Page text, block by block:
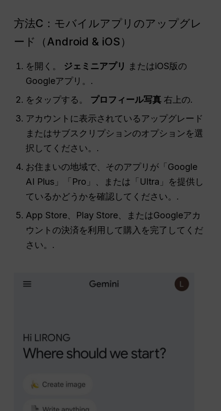
方法C：モバイルアプリのアップグレ
ード（Android & iOS）
を開く。 ジェミニアプリ
またはiOS版の
Googleアプリ。.
をタップする。 プロフィール写真 右上の.
アカウントに表示されているアップグレード
またはサブスクリプションのオプションを選
択してください。.
お住まいの地域で、そのアプリが「Google
AI Plus」「Pro」、または「Ultra」を提供し
ているかどうかを確認してください。.
App Store、Play Store、またはGoogleアカ
ウントの決済を利用して購入を完了してくだ
さい。.